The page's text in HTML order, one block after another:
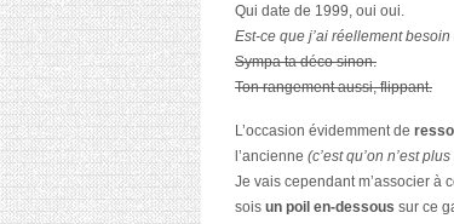
Qui date de 1999, oui oui.
Est-ce que j’ai réellement
Sympa ta déco sinon.
Ton rangement aussi, flippant.
L’occasion évidemment de
l’ancienne (c’est qu’on n’est
Je vais cependant m’associer à
sois un poil en-dessous sur ce